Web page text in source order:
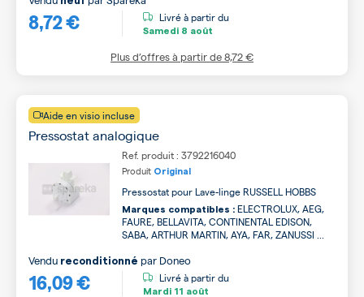
8,72 € Livré à partir du
Samedi 8 août
Plus d’offres à partir de8,72 €
Aide en visio incluse
Pressostat analogique
Ref. produit : 3792216040
Produit Original
Pressostat pour Lave-linge RUSSELL HOBBS
Marques compatibles : ELECTROLUX, AEG,
FAURE, BELLAVITA, CONTINENTAL EDISON,
SABA, ARTHUR MARTIN, AYA, FAR, ZANUSSI ...
16,09 €
Vendu reconditionné par Doneo
Livré à partir du
Mardi 11 août